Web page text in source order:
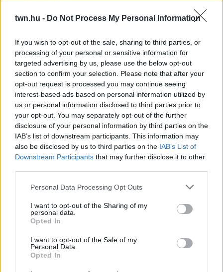
twn.hu - Do Not Process My Personal Information
If you wish to opt-out of the sale, sharing to third parties, or
processing of your personal or sensitive information for
targeted advertising by us, please use the below opt-out
section to confirm your selection. Please note that after your
opt-out request is processed you may continue seeing
interest-based ads based on personal information utilized by
us or personal information disclosed to third parties prior to
your opt-out. You may separately opt-out of the further
disclosure of your personal information by third parties on the
IAB’s list of downstream participants. This information may
also be disclosed by us to third parties on the IAB’s List of
Downstream Participants that may further disclose it to other
Please note that this website/app uses one or more Google
not limited to your visit or usage behaviour. You may click to
grant or deny consent to Google and its third-party tags to
use your data for below specified purposes in below Google
consent section.
Personal Data Processing Opt Outs
I want to opt-out of the Sharing of my
personal data.
Opted In
I want to opt-out of the Sale of my
Personal Data.
Opted In
EZÉRT PÁRÁSODIK BE
A MEGOLDÁS, MINT GONDOLNÁD
Villámgyors megoldás
08. 04.
NEM ECETTEL ÉS NEM
SZÓDABIKARBÓNÁVAL: EZZEL LESZ
ÚJRA CSILLOGÓ A VÍZKÖVES CSAP
A legjobb trükk
08. 03.
HA MINDIG EZT A MONDATOT
HASZNÁLOD, AZ RENDKÍVÜL MAGAS
08. 02.
SOKAN ROSSZUL TÁROLJÁK A GYÓGYSZEREIKET –
EMIATT CSÖKKENHET A HATÁSUK
08. 01.
EGYRE TÖBB FIATALNÁL JELENTKEZIK EZ A
VITAMINHIÁNY – ILYEN JELEKRE FIGYELJ